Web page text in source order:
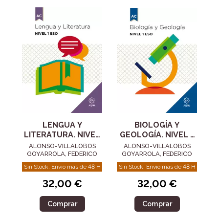
LENGUA Y
LITERATURA. NIVEL
1 ESO
ALONSO-VILLALOBOS
GOYARROLA, FEDERICO
Sin Stock. Envío más de 48 H
32,00 €
Comprar
BIOLOGÍA Y
GEOLOGÍA. NIVEL 1
ESO
ALONSO-VILLALOBOS
GOYARROLA, FEDERICO
Sin Stock. Envío más de 48 H
32,00 €
Comprar